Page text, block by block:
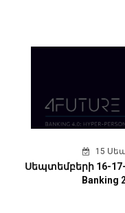
15
Սեպտեմբերի 16-